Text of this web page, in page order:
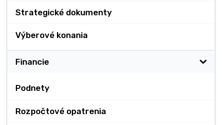
Strategické dokumenty
Výberové konania
Financie
Podnety
Rozpočtové opatrenia